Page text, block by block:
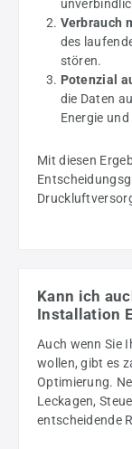
Verbrauch
des
stören.
Potenzial
die Daten
Energie
Mit diesen
Kann ich
Installation
Auch wenn Sie
wollen, gibt es
Optimierung.
Leckagen,
entscheidende